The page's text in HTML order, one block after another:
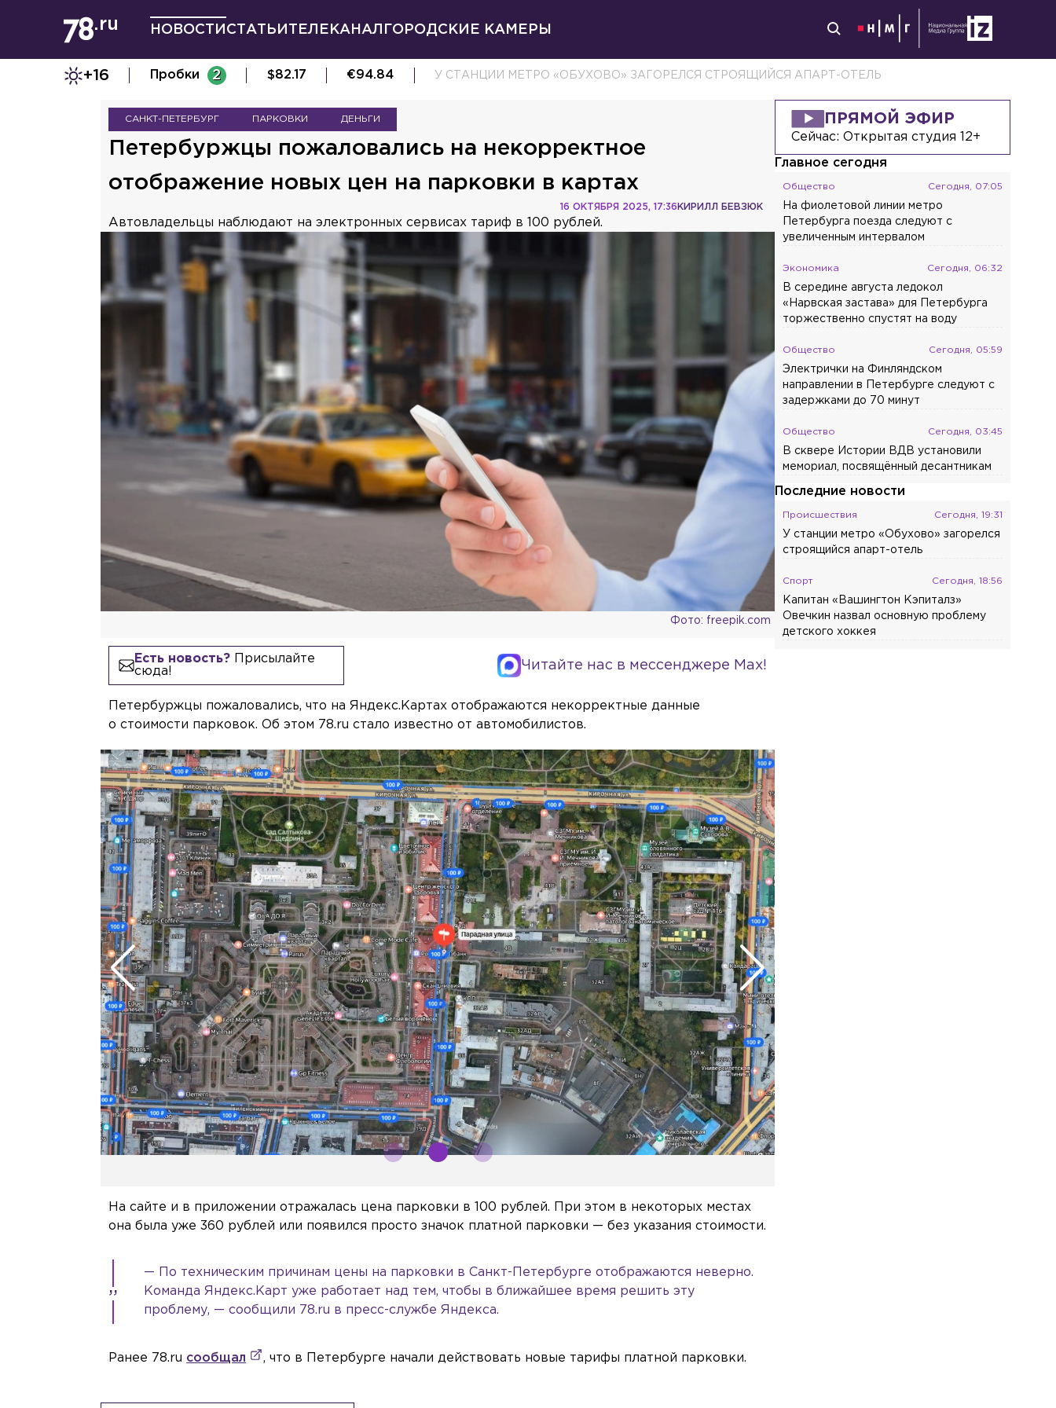
НОВОСТИ СТАТЬИ ТЕЛЕКАНАЛ ГОРОДСКИЕ КАМЕРЫ
+16 Пробки 2 $82.17 €94.84 У СТАНЦИИ МЕТРО «ОБУХОВО» ЗАГОРЕЛСЯ СТРОЯЩИЙСЯ АПАРТ-ОТЕЛЬ
САНКТ-ПЕТЕРБУРГ ПАРКОВКИ ДЕНЬГИ
Петербуржцы пожаловались на некорректное
отображение новых цен на парковки в картах
КИРИЛЛ БЕВЗЮК
16 ОКТЯБРЯ 2025, 17:36
Автовладельцы наблюдают на электронных сервисах тариф в 100 рублей.
Фото: freepik.com
Есть новость?Присылайте
сюда!
Читайте нас в мессенджере Max!
Петербуржцы пожаловались, что на Яндекс.Картах отображаются некорректные данные
о стоимости парковок. Об этом 78.ru стало известно от автомобилистов.
На сайте и в приложении отражалась цена парковки в 100 рублей. При этом в некоторых местах
она была уже 360 рублей или появился просто значок платной парковки — без указания стоимости.
— По техническим причинам цены на парковки в Санкт-Петербурге отображаются неверно.
Команда Яндекс.Карт уже работает над тем, чтобы в ближайшее время решить эту
проблему, — сообщили 78.ru в пресс-службе Яндекса.
Ранее 78.ru сообщал , что в Петербурге начали действовать новые тарифы платной парковки.
ПРЯМОЙ ЭФИР
Сейчас:Открытая студия 12+
Главное сегодня
Общество Сегодня, 07:05
На фиолетовой линии метро
Петербурга поезда следуют с
увеличенным интервалом
Экономика Сегодня, 06:32
В середине августа ледокол
«Нарвская застава» для Петербурга
торжественно спустят на воду
Общество Сегодня, 05:59
Электрички на Финляндском
направлении в Петербурге следуют с
задержками до 70 минут
Общество Сегодня, 03:45
В сквере Истории ВДВ установили
мемориал, посвящённый десантникам
Последние новости
Происшествия Сегодня, 19:31
У станции метро «Обухово» загорелся
строящийся апарт-отель
Спорт Сегодня, 18:56
Капитан «Вашингтон Кэпиталз»
Овечкин назвал основную проблему
детского хоккея